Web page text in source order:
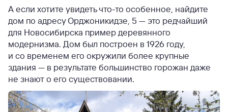
А если хотите увидеть что-то особенное, найдите
дом по адресу Орджоникидзе, 5 — это редчайший
для Новосибирска пример деревянного
модернизма. Дом был построен в 1926 году,
и со временем его окружили более крупные
здания — в результате большинство горожан даже
не знают о его существовании.